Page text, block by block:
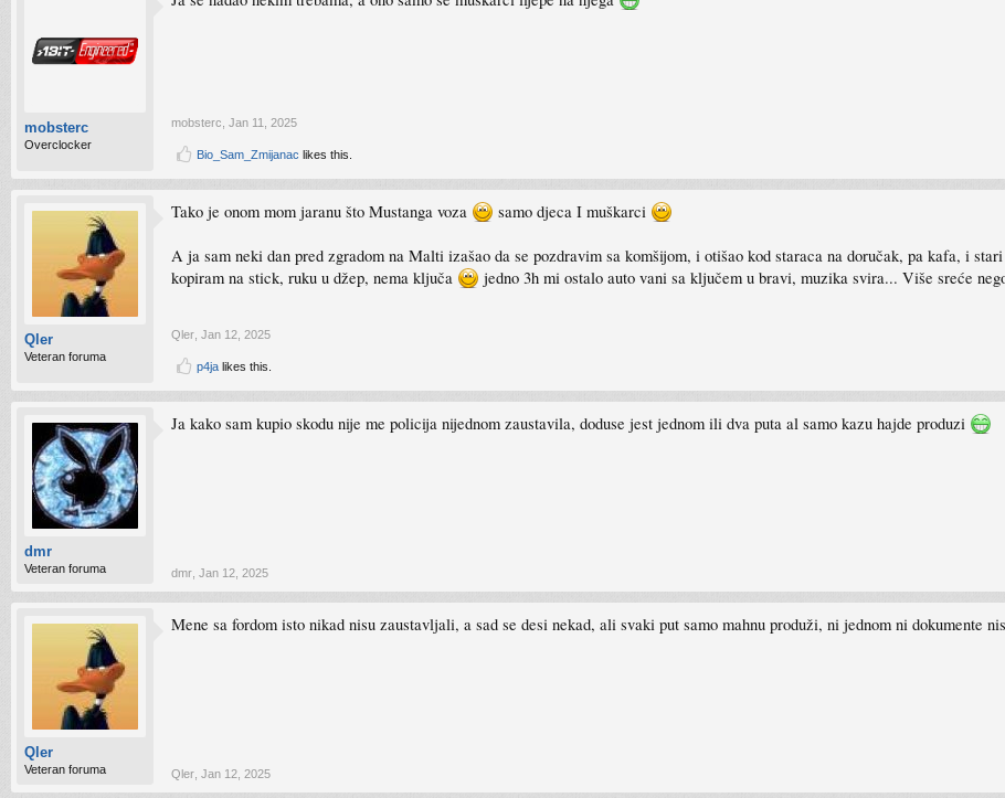
mobsterc
Overclocker
mobsterc Jan 11, 2025
Bio_Sam_Zmijanac likes this.
Qler
Veteran foruma
Tako je onom mom jaranu što Mustanga voza samo djeca I muškarci
A ja sam neki dan pred zgradom na Malti izašao da se pozdravim sa komšijom, i otišao kod staraca na doručak, pa kafa, i
kopiram na stick, ruku u džep, nema ključa
jedno 3h mi ostalo auto vani sa ključem u bravi, muzika svira... Više sreće
Qler Jan 12, 2025
p4ja likes this.
dmr
Veteran foruma
Ja kako sam kupio skodu nije me policija nijednom zaustavila, doduse jest jednom ili dva puta al samo kazu hajde produzi
dmr Jan 12, 2025
Qler
Veteran foruma
Mene sa fordom isto nikad nisu zaustavljali, a sad se desi nekad, ali svaki put samo mahnu produži, ni jednom ni dokumente
Qler Jan 12, 2025